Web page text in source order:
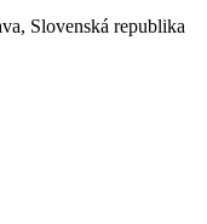
Slovenská republika